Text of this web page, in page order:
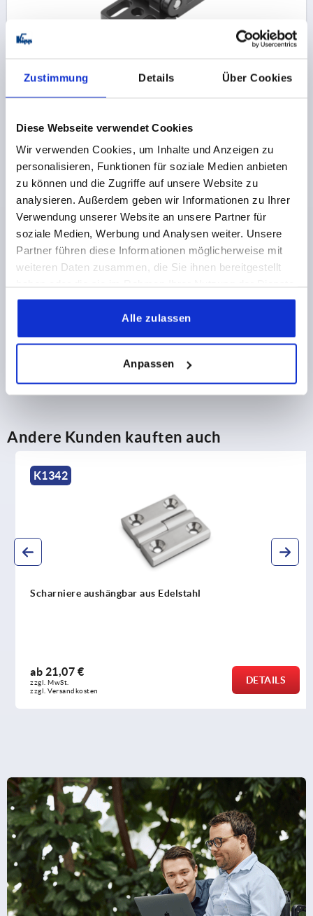
Zustimmung Details Über Cookies
Diese Webseite verwendet Cookies
Wir verwenden Cookies, um Inhalte und Anzeigen zu
personalisieren, Funktionen für soziale Medien anbieten
zu können und die Zugriffe auf unsere Website zu
analysieren. Außerdem geben wir Informationen zu Ihrer
Verwendung unserer Website an unsere Partner für
soziale Medien, Werbung und Analysen weiter. Unsere
Partner führen diese Informationen möglicherweise mit
weiteren Daten zusammen, die Sie ihnen bereitgestellt
gesammelt haben.
Alle zulassen
Anpassen
PULVERBESCHICHTET, KOMP:EDELSTAHL
F1 N=1200
F2 N =500
Bestellnummer: K0441.40202010
10,30 €
zzgl. Versandkosten
DETAILS
PRODUKTDETAILS
CAD
DOWNLOADS
Andere Kunden kauften auch
K1342
Scharniere aushängbar aus Edelstahl
ab 21,07 €
zzgl. MwSt.
zzgl. Versandkosten
DETAILS